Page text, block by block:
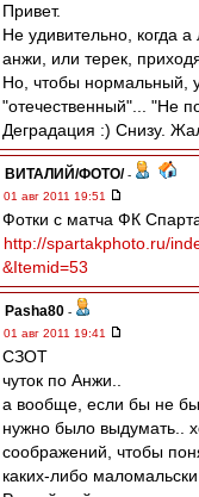
Привет.
Не удивительно, когда
анжи, или терек,
Но, чтобы нормальный,
"отечественный"... "Не
Деградация :) Снизу.
ВИТАЛИЙ/ФОТО/ -
01 авг 2011 19:51
Фотки с матча ФК
http://spartakphoto.ru/
&Itemid=53
Pasha80 -
01 авг 2011 19:41
СЗОТ
чуток по Анжи..
а вообще, если бы не
нужно было выдумать..
соображений, чтобы
каких-либо